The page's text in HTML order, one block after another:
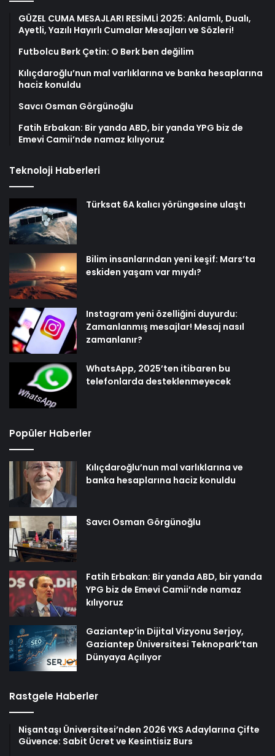
GÜZEL CUMA MESAJLARI RESİMLİ 2025: Anlamlı, Dualı,
Ayetli, Yazılı Hayırlı Cumalar Mesajları ve Sözleri!
Futbolcu Berk Çetin: O Berk ben değilim
Kılıçdaroğlu’nun mal varlıklarına ve banka hesaplarına
haciz konuldu
Savcı Osman Görgünoğlu
Fatih Erbakan: Bir yanda ABD, bir yanda YPG biz de
Emevi Camii’nde namaz kılıyoruz
Teknoloji Haberleri
Türksat 6A kalıcı yörüngesine ulaştı
Bilim insanlarından yeni keşif: Mars’ta
eskiden yaşam var mıydı?
Instagram yeni özelliğini duyurdu:
Zamanlanmış mesajlar! Mesaj nasıl
zamanlanır?
WhatsApp, 2025’ten itibaren bu
telefonlarda desteklenmeyecek
Popüler Haberler
Kılıçdaroğlu’nun mal varlıklarına ve
banka hesaplarına haciz konuldu
Savcı Osman Görgünoğlu
Fatih Erbakan: Bir yanda ABD, bir yanda
YPG biz de Emevi Camii’nde namaz
kılıyoruz
Gaziantep’in Dijital Vizyonu Serjoy,
Gaziantep Üniversitesi Teknopark’tan
Dünyaya Açılıyor
Rastgele Haberler
Nişantaşı Üniversitesi’nden 2026 YKS Adaylarına Çifte
Güvence: Sabit Ücret ve Kesintisiz Burs